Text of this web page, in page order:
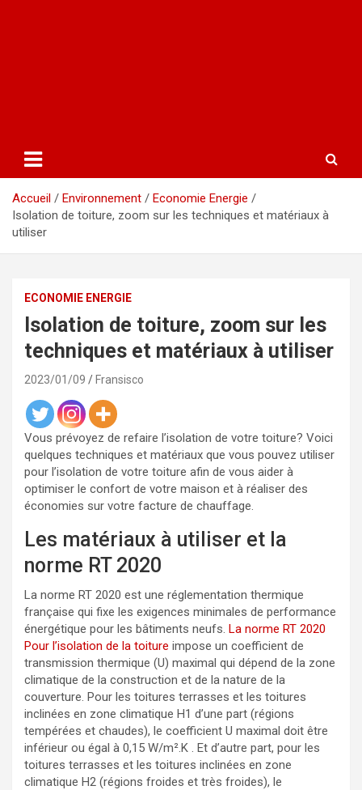
Accueil Environnement
Economie Energie
Isolation de toiture, zoom sur les techniques et matériaux à
utiliser
ECONOMIE ENERGIE
Isolation de toiture, zoom sur les
techniques et matériaux à utiliser
2023/01/09 Fransisco
Vous prévoyez de refaire l’isolation de votre toiture? Voici
quelques techniques et matériaux que vous pouvez utiliser
pour l’isolation de votre toiture afin de vous aider à
optimiser le confort de votre maison et à réaliser des
économies sur votre facture de chauffage.
Les matériaux à utiliser et la
norme RT 2020
La norme RT 2020 est une réglementation thermique
française qui fixe les exigences minimales de performance
énergétique pour les bâtiments neufs. La norme RT 2020
Pour l’isolation de la toiture impose un coefficient de
transmission thermique (U) maximal qui dépend de la zone
climatique de la construction et de la nature de la
couverture. Pour les toitures terrasses et les toitures
inclinées en zone climatique H1 d’une part (régions
tempérées et chaudes), le coefficient U maximal doit être
inférieur ou égal à 0,15 W/m².K . Et d’autre part, pour les
toitures terrasses et les toitures inclinées en zone
climatique H2 (régions froides et très froides), le